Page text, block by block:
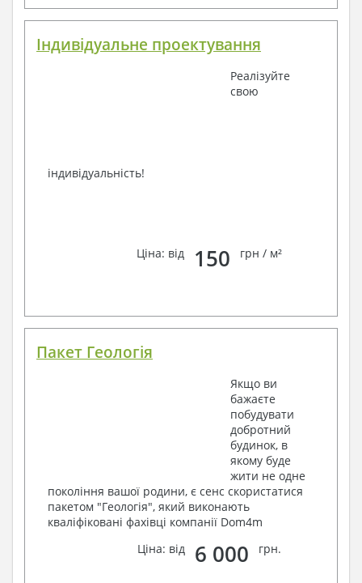
Індивідуальне проектування
Реалізуйте
свою
індивідуальність!
Ціна: від 150 грн / м²
Пакет Геологія
Якщо ви
бажаєте
побудувати
добротний
будинок, в
якому буде
жити не одне
покоління вашої родини, є сенс скористатися
пакетом "Геологія", який виконають
кваліфіковані фахівці компанії Dom4m
Ціна: від
6 000 грн.